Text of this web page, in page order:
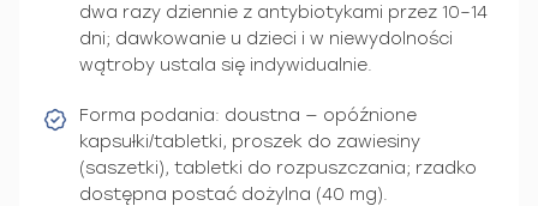
dwa razy dziennie z antybiotykami przez 10–14
dni; dawkowanie u dzieci i w niewydolności
wątroby ustala się indywidualnie.
Forma podania: doustna — opóźnione
kapsułki/tabletki, proszek do zawiesiny
(saszetki), tabletki do rozpuszczania; rzadko
dostępna postać dożylna (40 mg).